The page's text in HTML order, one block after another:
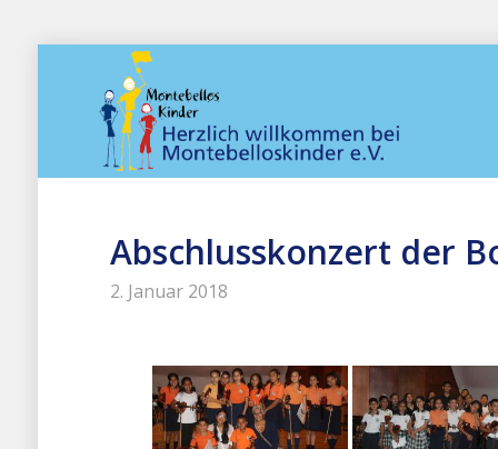
Abschlusskonzert der
2. Januar 2018